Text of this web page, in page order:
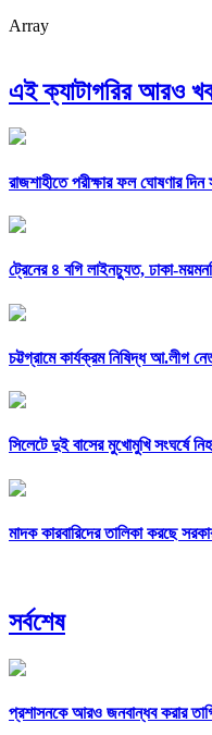
Array
এই ক্যাটাগরির আরও
রাজশাহীতে পরীক্ষার ফল ঘোষণার
ট্রেনের ৪ বগি লাইনচ্যুত, ঢাকা-
চট্টগ্রামে কার্যক্রম নিষিদ্ধ আ.লীগ
সিলেটে দুই বাসের মুখোমুখি সংঘর্ষে
মাদক কারবারিদের তালিকা করছে
সর্বশেষ
প্রশাসনকে আরও জনবান্ধব করার